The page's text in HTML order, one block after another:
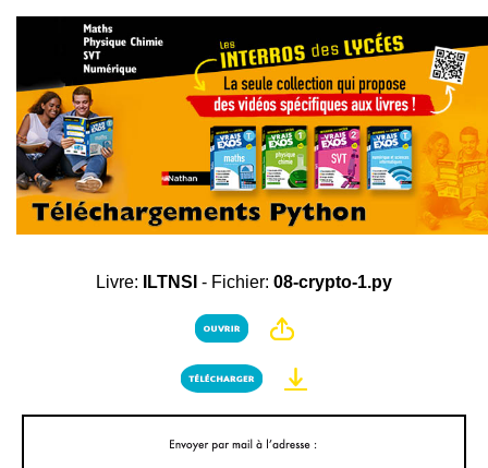
Livre: ILTNSI - Fichier: 08-crypto-1.py